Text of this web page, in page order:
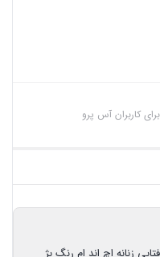
کاربران آس پرو
زنانه اچ اند ام رنگ بژ